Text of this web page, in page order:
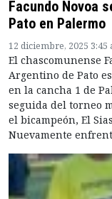
Facundo Novoa
Pato en Palermo
12 diciembre, 2025 3:45
El chascomunense
Argentino de Pato
en la cancha 1 de
seguida del torneo
el bicampeón, El
Nuevamente